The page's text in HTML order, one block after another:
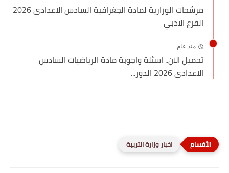
مرشحات الوزارية لمادة الجغرافية السادس الاعدادي 2026
الفرع الادبي
منذ عام
تحميل الان.. اسئلة واجوبة مادة الرياضيات السادس
الاعدادي 2026 الدور...
اخبار وزارة التربية